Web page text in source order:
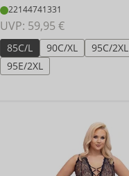
22144741331
UVP: 59,95 €
85C/L 90C/XL 95C/2XL
95E/2XL